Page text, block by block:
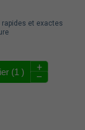
et exactes
(1 )
+
–